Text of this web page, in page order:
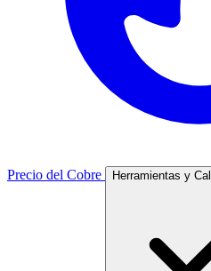
Precio del Cobre Herramientas y